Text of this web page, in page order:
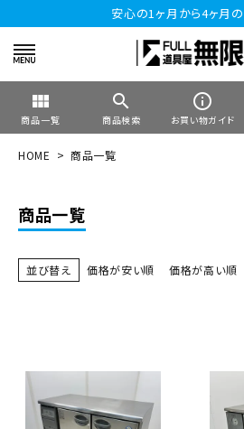
安心の1ヶ月から4ヶ月
view_module
商品一覧
search
商品検索
info_outline
お買い物ガイド
HOME 商品一覧
商品一覧
並び替え 価格が安い順 価格が高い順